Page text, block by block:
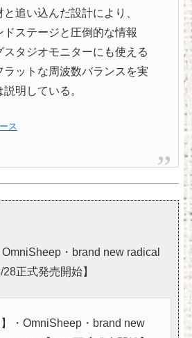
追い込んだ設計により、
ドステージと圧倒的な情報
タジオモニターにも使える
ラットな周波数バランスを実
明している。
ス
OmniSheep・brand new radical
正式発売開始】
】・OmniSheep・brand new